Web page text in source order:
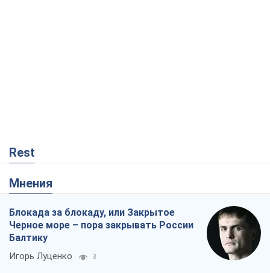
Rest
Мнения
Блокада за блокаду, или Закрытое
Черное море – пора закрывать России
Балтику
Игорь Луценко 3